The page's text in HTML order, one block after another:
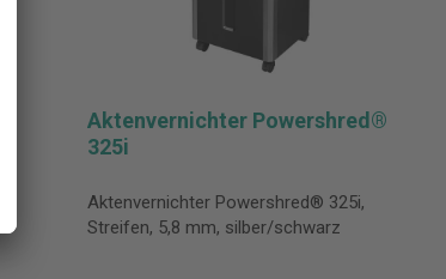
Aktenvernichter Powershred®
325i
Aktenvernichter Powershred® 325i,
Streifen, 5,8 mm, silber/schwarz